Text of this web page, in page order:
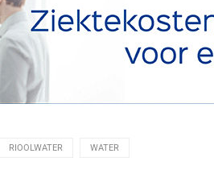
RIOOLWATER WATER